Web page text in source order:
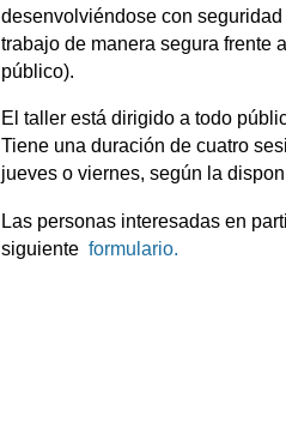
desenvolviéndose con
trabajo de manera segura frente
público).
El taller está dirigido a todo
Tiene una duración de cuatro
jueves o viernes, según la
Las personas interesadas en
siguiente formulario.